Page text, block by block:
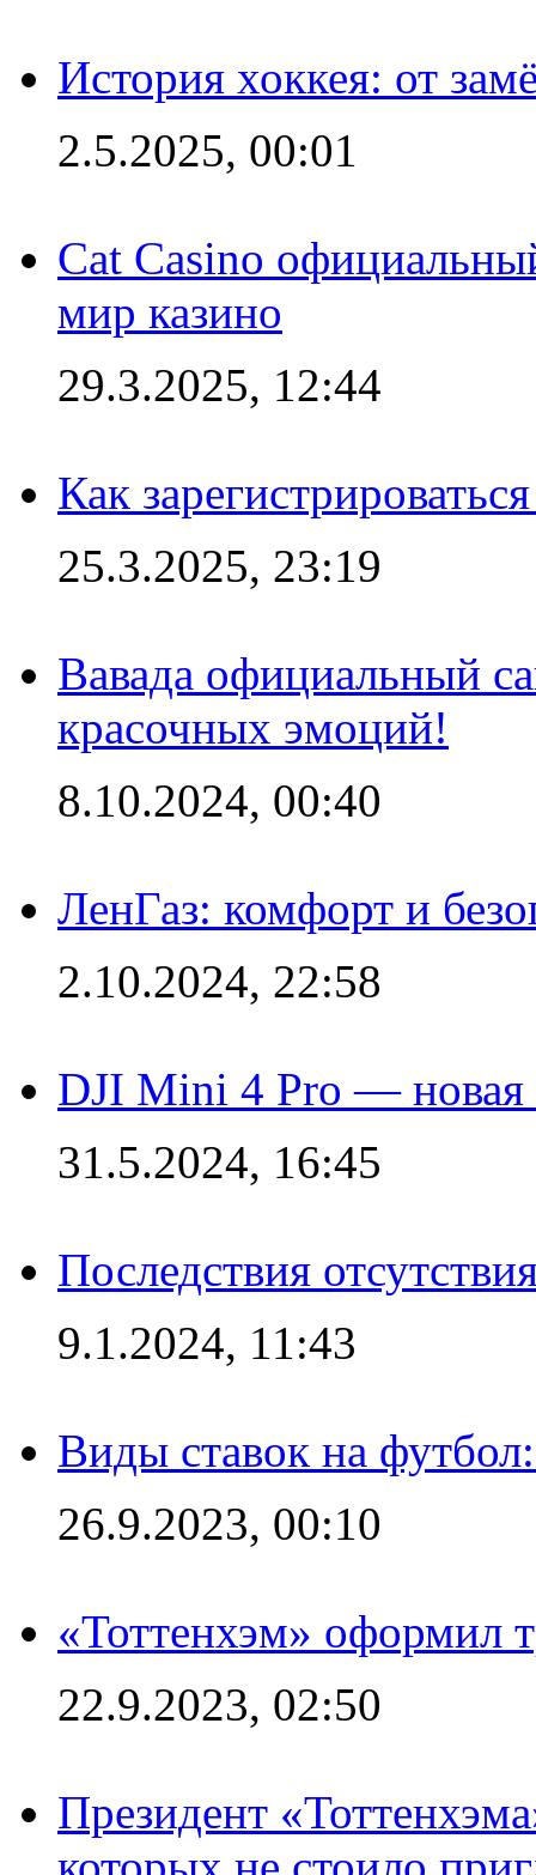
История хоккея: от
2.5.2025, 00:01
Cat Casino
мир казино
29.3.2025, 12:44
Как
25.3.2025, 23:19
Вавада официальный
красочных эмоций!
8.10.2024, 00:40
ЛенГаз: комфорт и
2.10.2024, 22:58
DJI Mini 4 Pro — новая
31.5.2024, 16:45
Последствия
9.1.2024, 11:43
Виды ставок на
26.9.2023, 00:10
«Тоттенхэм» оформил
22.9.2023, 02:50
Президент